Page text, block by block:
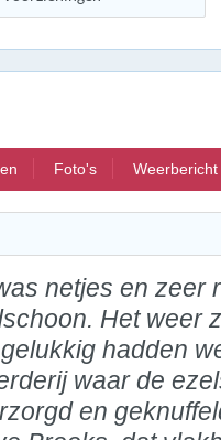
Foto's Weerbericht
netjes en zeer
Het weer
hadden
waar de
en